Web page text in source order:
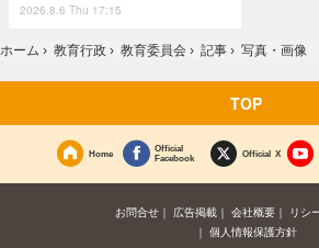
2026.8.6 Thu 17:15
ホーム › 教育行政 › 教育委員会 › 記事 › 写真・画像
TOP
Home
Official
Facebook
Official X
お問合せ 広告掲載 会社概要
リシ
個人情報保護方針